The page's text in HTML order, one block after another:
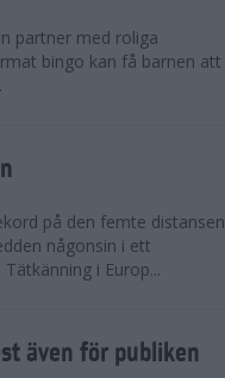
partner med roliga
bingo kan få barnen att
på den femte distansen
någonsin i ett
i Europ...
även för publiken